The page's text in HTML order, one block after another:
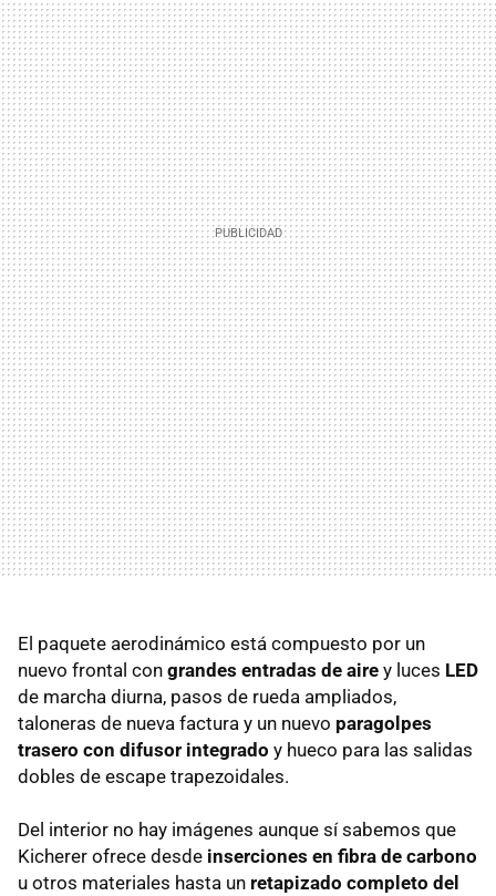
El paquete aerodinámico está compuesto por un
nuevo frontal con grandes entradas de aire y luces LED
de marcha diurna, pasos de rueda ampliados,
taloneras de nueva factura y un nuevo paragolpes
trasero con difusor integrado y hueco para las salidas
dobles de escape trapezoidales.
Del interior no hay imágenes aunque sí sabemos que
Kicherer ofrece desde inserciones en fibra de carbono
u otros materiales hasta un retapizado completo del